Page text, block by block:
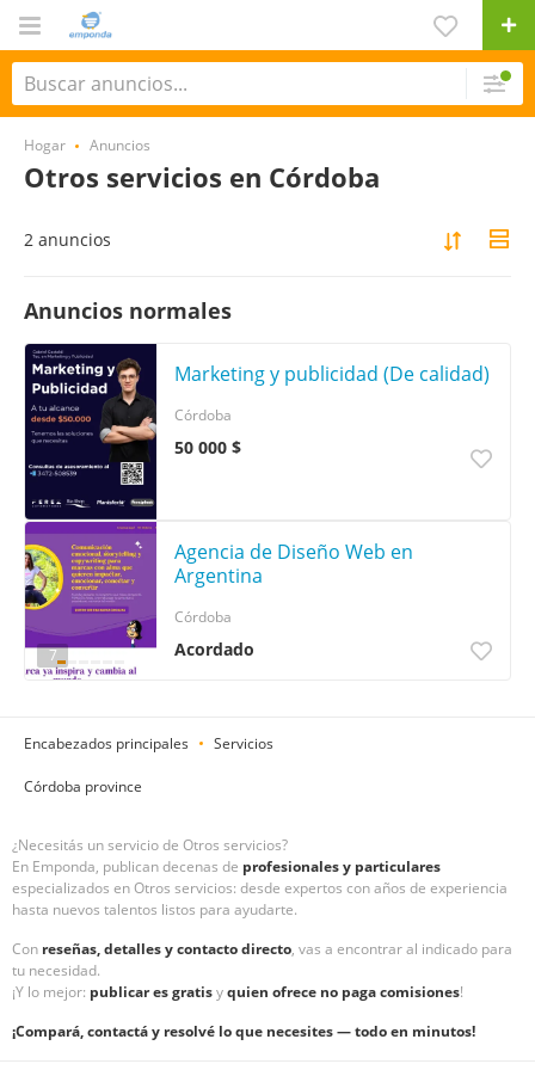
Hogar Anuncios
Otros servicios en Córdoba
2 anuncios
Anuncios normales
Marketing y publicidad (De calidad)
50 000 $
Córdoba
7
Agencia de Diseño Web en
Argentina
Acordado
Córdoba
Encabezados principales Servicios
Córdoba province
¿Necesitás un servicio de Otros servicios?
En Emponda, publican decenas de profesionales y particulares
especializados en Otros servicios: desde expertos con años de experiencia
hasta nuevos talentos listos para ayudarte.
Con reseñas, detalles y contacto directo, vas a encontrar al indicado para
tu necesidad.
¡Y lo mejor: publicar es gratisyquien ofrece no paga comisiones!
¡Compará, contactá y resolvé lo que necesites — todo en minutos!